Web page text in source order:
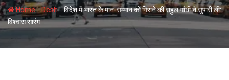
Home-Desh-विदेश में भारत के मान-सम्मान को गिराने की राहुल गांधी ने सुपारी ली:
विश्वास सारंग